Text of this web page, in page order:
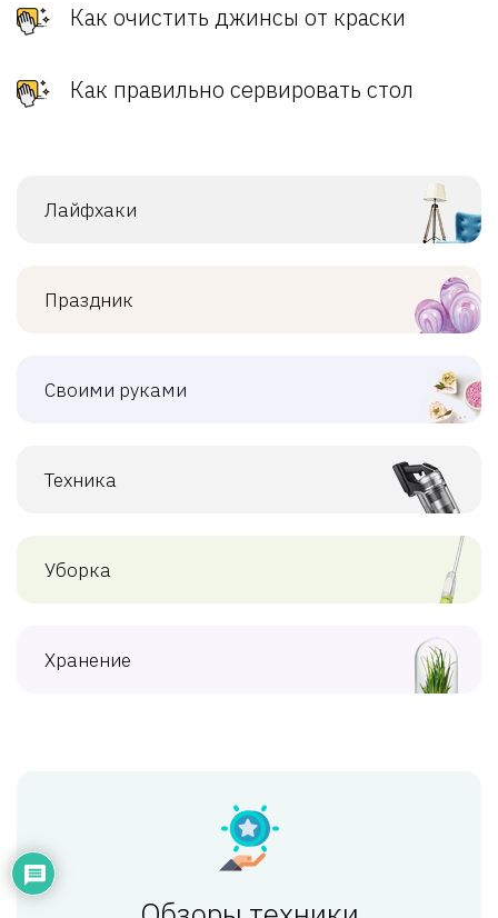
Как очистить джинсы от краски
Как правильно сервировать стол
Лайфхаки
Праздник
Своими руками
Техника
Уборка
Хранение